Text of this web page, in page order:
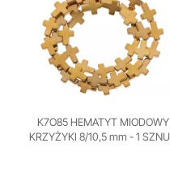
K7O85 HEMATYT MIODOWY
KRZYŻYKI 8/10,5 mm - 1